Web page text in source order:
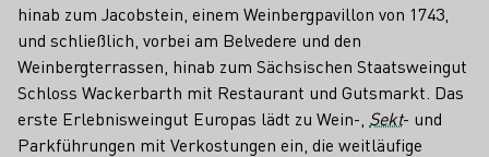
hinab zum Jacobstein, einem Weinbergpavillon von 1743,
und schließlich, vorbei am Belvedere und den
Weinbergterrassen, hinab zum Sächsischen Staatsweingut
Schloss Wackerbarth mit Restaurant und Gutsmarkt. Das
erste Erlebnisweingut Europas lädt zu Wein-, Sekt- und
Parkführungen mit Verkostungen ein, die weitläufige